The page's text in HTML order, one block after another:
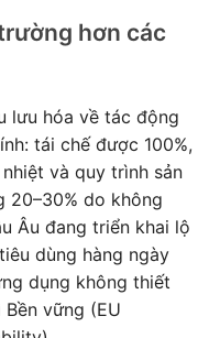
hơn các
lưu hóa về tác động
tái chế được 100%,
và quy trình sản
20–30% do không
Âu đang triển khai lộ
dùng hàng ngày
dụng không thiết
vững (EU